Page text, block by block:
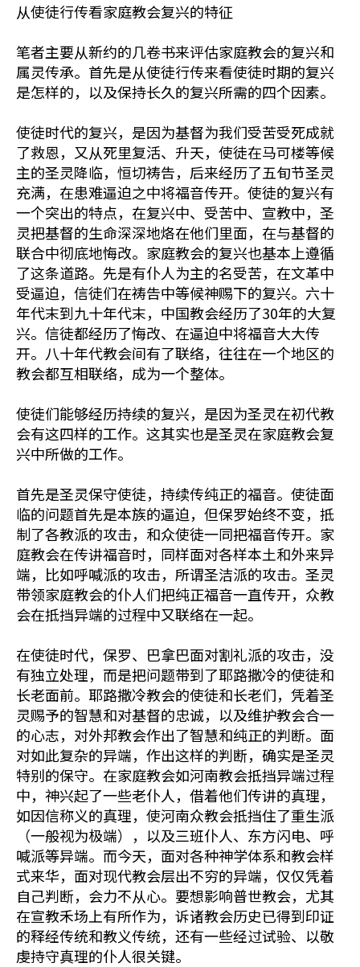
从使徒行传看家庭教会复兴的特征
笔者主要从新约的几卷书来评估家庭教会的复兴和
属灵传承。首先是从使徒行传来看使徒时期的复兴
是怎样的，以及保持长久的复兴所需的四个因素。
使徒时代的复兴，是因为基督为我们受苦受死成就
了救恩，又从死里复活、升天，使徒在马可楼等候
主的圣灵降临，恒切祷告，后来经历了五旬节圣灵
充满，在患难逼迫之中将福音传开。使徒的复兴有
一个突出的特点，在复兴中、受苦中、宣教中，圣
灵把基督的生命深深地烙在他们里面，在与基督的
联合中彻底地悔改。家庭教会的复兴也基本上遵循
了这条道路。先是有仆人为主的名受苦，在文革中
受逼迫，信徒们在祷告中等候神赐下的复兴。六十
年代末到九十年代末，中国教会经历了30年的大复
兴。信徒都经历了悔改、在逼迫中将福音大大传
开。八十年代教会间有了联络，往往在一个地区的
教会都互相联络，成为一个整体。
使徒们能够经历持续的复兴，是因为圣灵在初代教
会有这四样的工作。这其实也是圣灵在家庭教会复
兴中所做的工作。
首先是圣灵保守使徒，持续传纯正的福音。使徒面
临的问题首先是本族的逼迫，但保罗始终不变，抵
制了各教派的攻击，和众使徒一同把福音传开。家
庭教会在传讲福音时，同样面对各样本土和外来异
端，比如呼喊派的攻击，所谓圣洁派的攻击。圣灵
带领家庭教会的仆人们把纯正福音一直传开，众教
会在抵挡异端的过程中又联络在一起。
在使徒时代，保罗、巴拿巴面对割礼派的攻击，没
有独立处理，而是把问题带到了耶路撒冷的使徒和
长老面前。耶路撒冷教会的使徒和长老们，凭着圣
灵赐予的智慧和对基督的忠诚，以及维护教会合一
的心志，对外邦教会作出了智慧和纯正的判断。面
对如此复杂的异端，作出这样的判断，确实是圣灵
特别的保守。在家庭教会如河南教会抵挡异端过程
中，神兴起了一些老仆人，借着他们传讲的真理，
如因信称义的真理，使河南众教会抵挡住了重生派
（一般视为极端），以及三班仆人、东方闪电、呼
喊派等异端。而今天，面对各种神学体系和教会样
式来华，面对现代教会层出不穷的异端，仅仅凭着
自己判断，会力不从心。要想影响普世教会，尤其
在宣教禾场上有所作为，诉诸教会历史已得到印证
的释经传统和教义传统，还有一些经过试验、以敬
虔持守真理的仆人很关键。